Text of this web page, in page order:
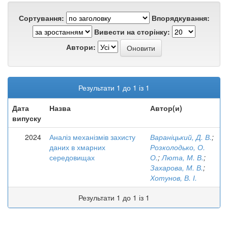
Сортування:
Впорядкування:
Вивести на сторінку:
Автори:
Результати 1 до 1 із 1
Дата
випуску
Назва Автор(и)
2024
Аналіз механізмів захисту
даних в хмарних
середовищах
Вараніцький, Д. В.;
Розколодько, О.
О.;Люта, М. В.;
Захарова, М. В.;
Хотунов, В. І.
Результати 1 до 1 із 1